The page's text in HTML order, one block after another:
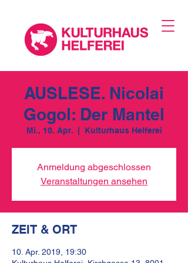
AUSLESE. Nicolai
Gogol: Der Mantel
Mi., 10. Apr.
  |
Kulturhaus Helferei
Anmeldung abgeschlossen
Veranstaltungen ansehen
ZEIT & ORT
10. Apr. 2019, 19:30